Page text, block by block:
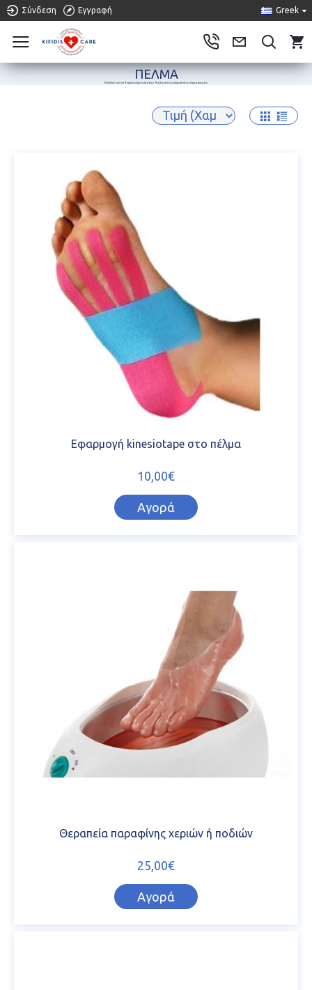
Σύνδεση Εγγραφή Greek
ΠΈΛΜΑ
Επιλέξτε την επιθυμητή υπηρεσία όπου θα βρείτε τις απαραίτητες πληροφορίες
Εφαρμογή kinesiotape στο πέλμα
10,00€
Αγορά
Θεραπεία παραφίνης χεριών ή ποδιών
25,00€
Αγορά